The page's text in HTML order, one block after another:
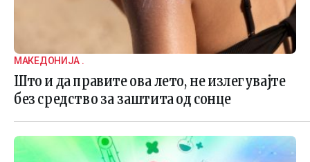
МАКЕДОНИЈА .
Што и да правите ова лето, не излегувајте
без средство за заштита од сонце